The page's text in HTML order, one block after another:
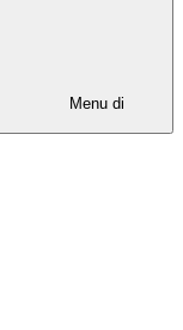
Menu di